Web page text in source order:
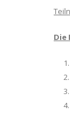
Die